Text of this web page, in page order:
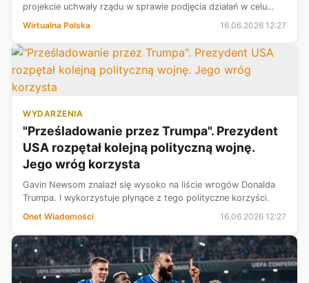
projekcie uchwały rządu w sprawie podjęcia działań w celu
utworzenia stałej bazy sił zbrojnych Stanów Zjednoczonych w
Wirtualna Polska 16.06.2026 12:27
WYDARZENIA
"Prześladowanie przez Trumpa". Prezydent
USA rozpętał kolejną polityczną wojnę.
Jego wróg korzysta
Gavin Newsom znalazł się wysoko na liście wrogów Donalda
Trumpa. I wykorzystuje płynące z tego polityczne korzyści.
Onet Wiadomości
16.06.2026 12:27